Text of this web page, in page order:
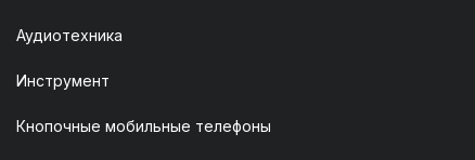
Аудиотехника
Инструмент
Кнопочные мобильные телефоны